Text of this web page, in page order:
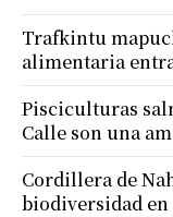
Trafkintu
alimentaria
Pisciculturas
Calle son una
Cordillera de
biodiversidad